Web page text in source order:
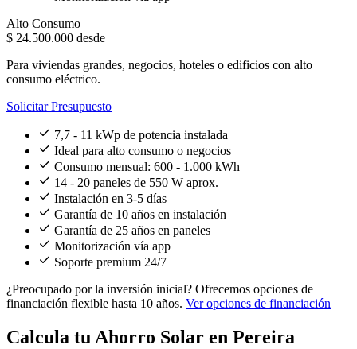
Alto Consumo
$ 24.500.000 desde
Para viviendas grandes, negocios, hoteles o edificios con alto
consumo eléctrico.
Solicitar Presupuesto
7,7 - 11 kWp de potencia instalada
Ideal para alto consumo o negocios
Consumo mensual: 600 - 1.000 kWh
14 - 20 paneles de 550 W aprox.
Instalación en 3-5 días
Garantía de 10 años en instalación
Garantía de 25 años en paneles
Monitorización vía app
Soporte premium 24/7
¿Preocupado por la inversión inicial? Ofrecemos opciones de
financiación flexible hasta 10 años. Ver opciones de financiación
Calcula tu Ahorro Solar en Pereira